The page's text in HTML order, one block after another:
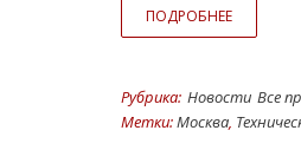
ПОДРОБНЕЕ
Рубрика: Hовости Все
Метки:Москва,